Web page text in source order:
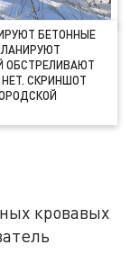
БЕТОННЫЕ
ОБСТРЕЛИВАЮТ
СКРИНШОТ
кровавых